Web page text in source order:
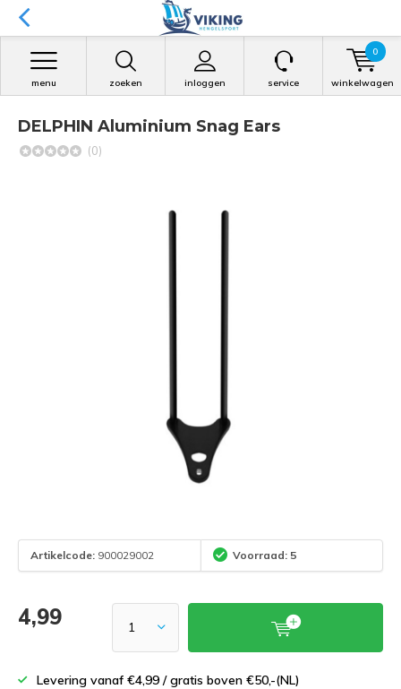
zoeken inloggen
menu service winkelwagen
0
DELPHIN Aluminium Snag Ears
(0)
Artikelcode: 900029002 Voorraad: 5
4,99
Levering vanaf €4,99 / gratis boven €50,-(NL)